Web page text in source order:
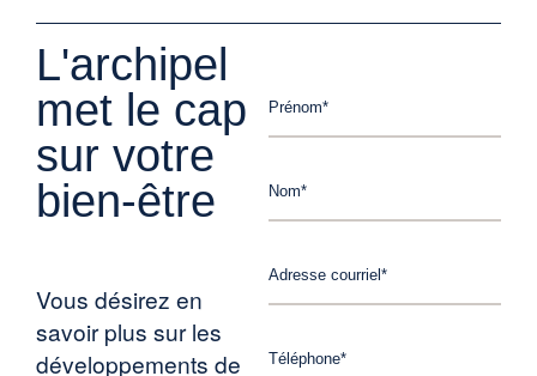
L'archipel
met le cap
sur votre
bien-être
Vous désirez en
savoir plus sur les
développements de